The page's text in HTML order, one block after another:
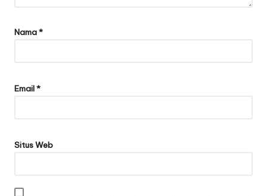
Nama*
Email*
Situs Web